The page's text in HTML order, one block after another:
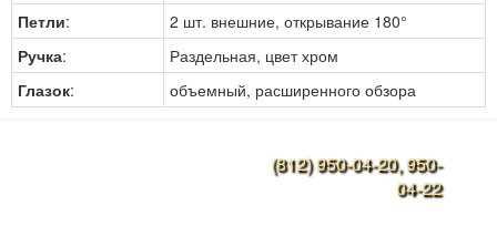
Петли:
2 шт. внешние, открывание 180°
Ручка:
Раздельная, цвет хром
Глазок: объемный, расширенного обзора
(812) 950-04-20, 950-
04-22